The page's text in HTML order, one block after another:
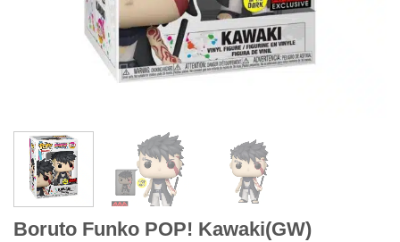
Boruto Funko POP! Kawaki(GW)